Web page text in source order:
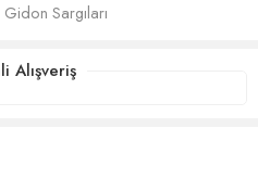
Gidon Sargıları
Alışveriş